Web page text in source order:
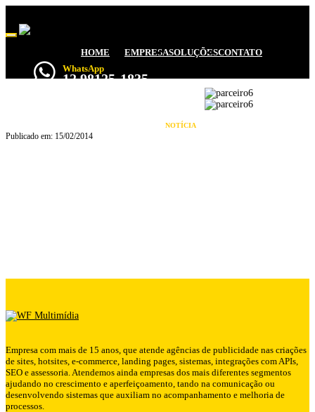
Toggle navigation
HOME
EMPRESASOLUÇÕESCONTATO
WhatsApp
12 98125-1835
NOTÍCIA
Publicado em: 15/02/2014
Empresa com mais de 15 anos, que atende agências de publicidade nas criações
de sites, hotsites, e-commerce, landing pages, sistemas, integrações com APIs,
SEO e assessoria. Atendemos ainda empresas dos mais diferentes segmentos
ajudando no crescimento e aperfeiçoamento, tando na comunicação ou
desenvolvendo sistemas que auxiliam no acompanhamento e melhoria de
processos.